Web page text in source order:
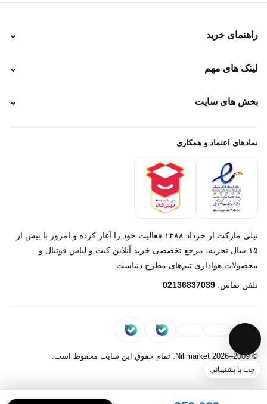
راهنمای خرید ⌄
نحوه پرداخت
راهنمای سفارش
لینک های مهم ⌄
رهگیری تیپاکس
خرید لباس جدید بارسلونا 2025/2026
بخش های سایت ⌄
پرداخت باز
تماس با ما
نمادهای اعتماد و همکاری
نیلی مارکت از خرداد ۱۳۸۸ فعالیت خود را آغاز کرده و امروز با بیش از
۱۵ سال تجربه، مرجع تخصصی خرید آنلاین کیت و لباس فوتبال و
محصولات هواداری تیم‌های مطرح دنیاست.
تلفن تماس: 02136837039
© 2009–2026 Nilimarket. تمام حقوق این سایت محفوظ است.
چت با پشتیبانی
پشتیبانی روبیکا‌
پشتیبانی بله